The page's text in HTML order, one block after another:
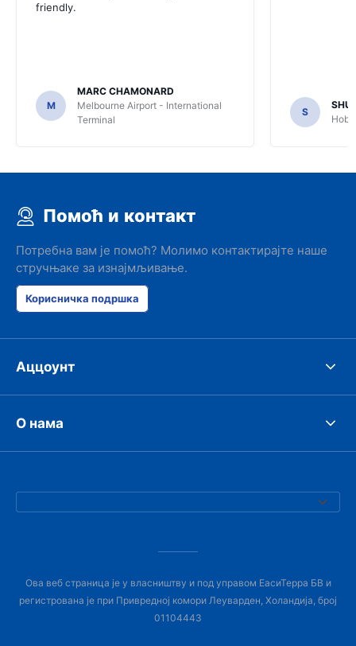
friendly.
M
MARC CHAMONARD
Melbourne Airport - International
Terminal
S
Помоћ и контакт
Потребна вам је помоћ? Молимо контактирајте наше
стручњаке за изнајмљивање.
Корисничка подршка
Аццоунт
О нама
Ова веб страница је у власништву и под управом ЕасиТерра БВ и
регистрована је при Привредној комори Леуварден, Холандија, број
01104443